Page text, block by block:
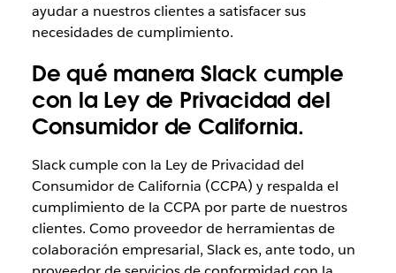
ayudar a nuestros clientes a satisfacer sus
necesidades de cumplimiento.
De qué manera Slack cumple
con la Ley de Privacidad del
Consumidor de California.
Slack cumple con la Ley de Privacidad del
Consumidor de California (CCPA) y respalda el
cumplimiento de la CCPA por parte de nuestros
clientes. Como proveedor de herramientas de
colaboración empresarial, Slack es, ante todo, un